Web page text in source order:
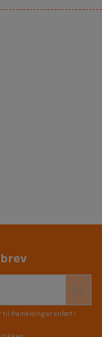
til framelding er anført i